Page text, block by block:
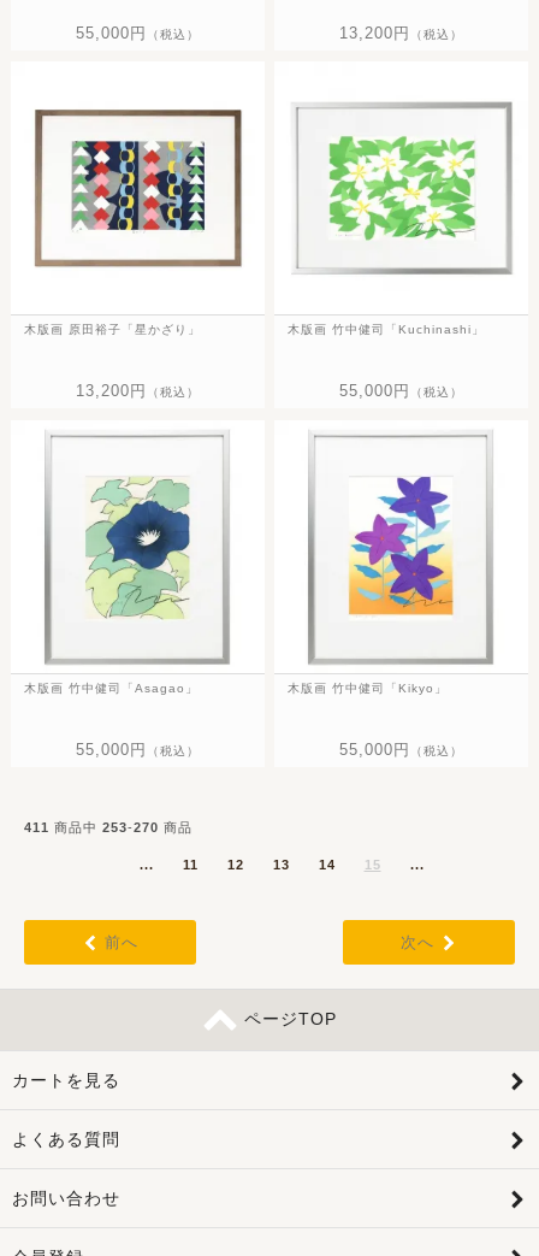
55,000円 （税込） 13,200円 （税込）
木版画 原田裕子「星かざり」
13,200円 （税込）
木版画 竹中健司「Kuchinashi」
55,000円 （税込）
木版画 竹中健司「Asagao」
55,000円 （税込）
木版画 竹中健司「Kikyo」
55,000円 （税込）
411 商品中 253-270 商品
... 11 12 13 14 15 ...
前へ 次へ
ページTOP
カートを見る
よくある質問
お問い合わせ